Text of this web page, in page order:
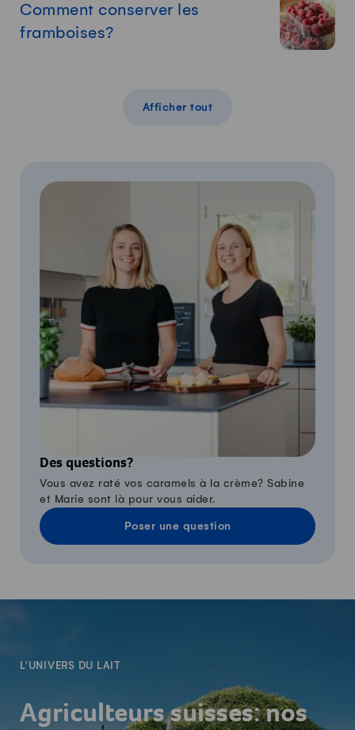
Comment conserver les
framboises?
Afficher tout
Des questions?
Vous avez raté vos caramels à la crème? Sabine
et Marie sont là pour vous aider.
Poser une question
L'UNIVERS DU LAIT
Agriculteurs suisses: nos